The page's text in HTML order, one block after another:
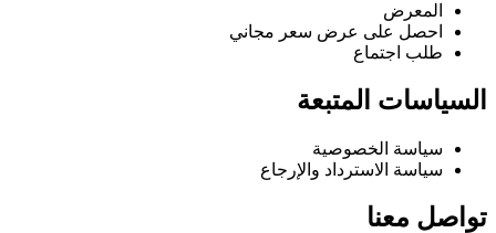
المعرض
احصل على عرض سعر مجاني
طلب اجتماع
السياسات المتبعة
سياسة الخصوصية
سياسة الاسترداد والإرجاع
تواصل معنا